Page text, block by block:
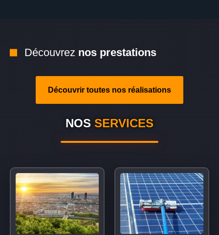
Découvrez nos prestations
Découvrir toutes nos réalisations
NOS SERVICES